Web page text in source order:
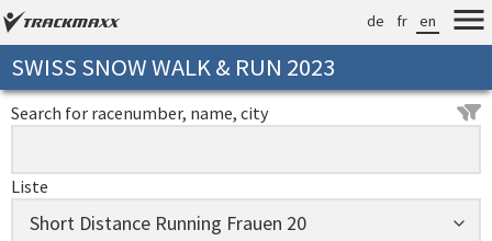
de fr en
SWISS SNOW WALK & RUN 2023
Search for racenumber, name, city
Liste